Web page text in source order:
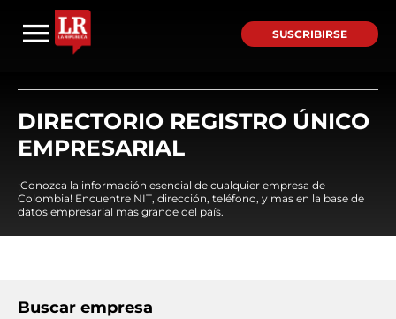
SUSCRIBIRSE
DIRECTORIO REGISTRO ÚNICO
EMPRESARIAL
¡Conozca la información esencial de cualquier empresa de
Colombia! Encuentre NIT, dirección, teléfono, y mas en la base de
datos empresarial mas grande del país.
Buscar empresa